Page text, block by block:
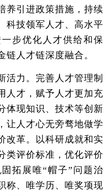
养引进政策措施，持续
科技领军人才、高水平
步优化人才供给和保
链人才链深度融合。
活力。完善人才管理制
人才，赋予人才更加充
体现知识、技术等创新
让人才心无旁骛地做学
改革。以科研成就和实
类评价标准，优化评价
拓展唯“帽子”问题治
称、唯学历、唯奖项现